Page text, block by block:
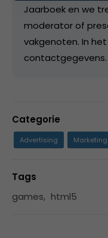
Jaarboek en we
moderator of
vakgenoten. In
contactgegevens.
Categorie
Advertising
Tags
games, html5